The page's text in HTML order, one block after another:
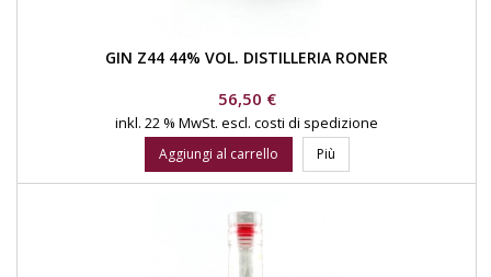
GIN Z44 44% VOL. DISTILLERIA RONER
Prezzo
56,50 €
inkl. 22 % MwSt. escl. costi di spedizione
Aggiungi al carrello Più